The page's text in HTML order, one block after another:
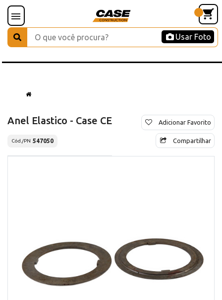
Usar Foto
Anel Elastico - Case CE
Cód./PN 547050
Adicionar Favorito
Compartilhar